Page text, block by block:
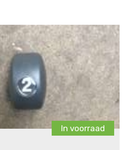
In voorraad